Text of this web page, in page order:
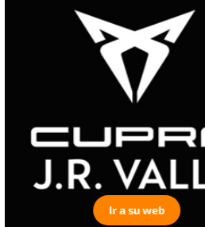
Ir a su web